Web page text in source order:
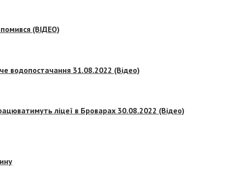
(ВІДЕО)
водопостачання 31.08.2022 (Відео)
ліцеї в Броварах 30.08.2022 (Відео)